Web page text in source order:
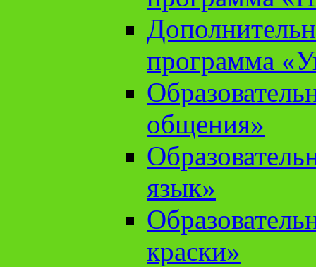
программа
общения»
язык»
краски»